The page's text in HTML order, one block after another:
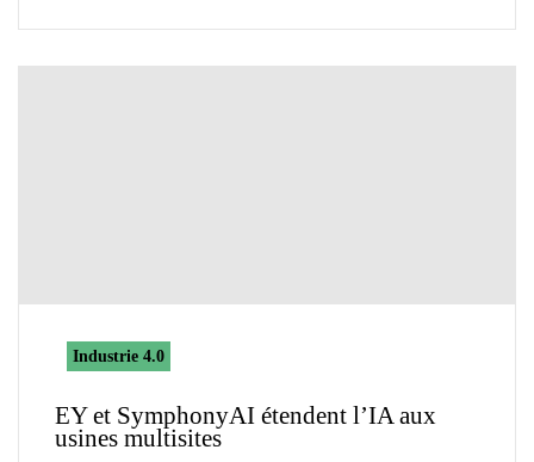
Industrie 4.0
EY et SymphonyAI étendent l’IA aux
usines multisites